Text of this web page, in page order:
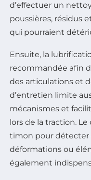
d’effectuer un
poussières, résidus
qui pourraient
Ensuite, la
recommandée afin
des articulations et
d’entretien limite
mécanismes et
lors de la traction.
timon pour détecter
déformations ou
également